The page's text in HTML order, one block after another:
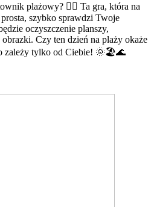
plażowy? 🏄‍♂️ Ta gra, która na
szybko sprawdzi Twoje
oczyszczenie planszy,
Czy ten dzień na plaży okaże
zależy tylko od Ciebie! 🌞🏖️🌊